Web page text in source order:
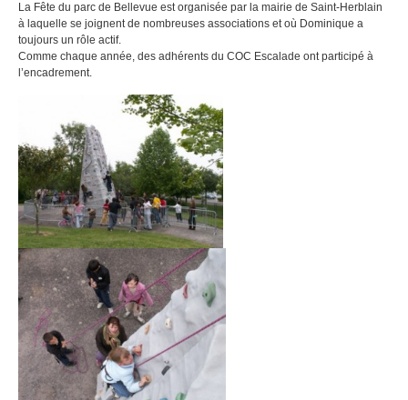
La Fête du parc de Bellevue est organisée par la mairie de Saint-Herblain
à laquelle se joignent de nombreuses associations et où Dominique a
toujours un rôle actif.
Comme chaque année, des adhérents du COC Escalade ont participé à
l’encadrement.